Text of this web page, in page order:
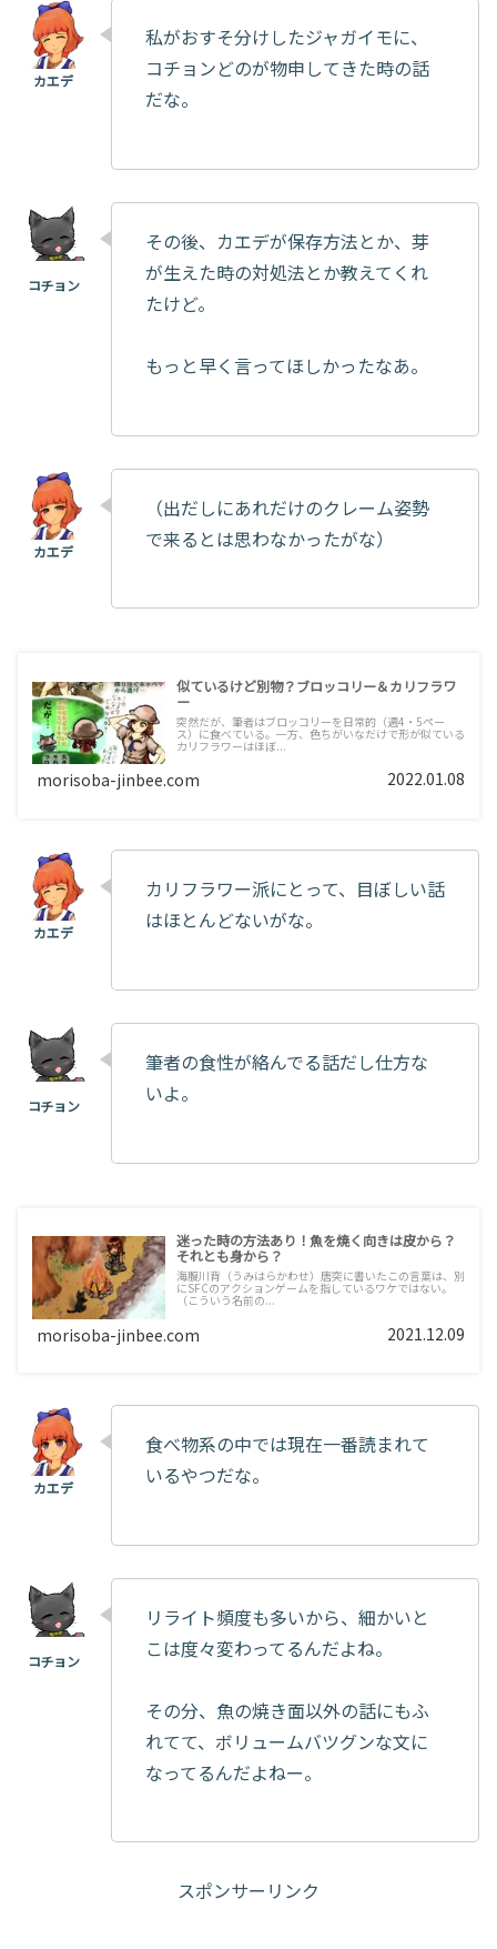
私がおすそ分けしたジャガイモに、
コチョンどのが物申してきた時の話
だな。
その後、カエデが保存方法とか、芽
が生えた時の対処法とか教えてくれ
たけど。
もっと早く言ってほしかったなあ。
（出だしにあれだけのクレーム姿勢
で来るとは思わなかったがな）
似ているけど別物？ブロッコリー＆カリフラワ
ー
突然だが、筆者はブロッコリーを日常的（週4・5ペー
ス）に食べている。一方、色ちがいなだけで形が似ている
カリフラワーはほぼ...
morisoba-jinbee.com 2022.01.08
カリフラワー派にとって、目ぼしい話
はほとんどないがな。
筆者の食性が絡んでる話だし仕方な
いよ。
迷った時の方法あり！魚を焼く向きは皮から？
それとも身から？
海腹川背（うみはらかわせ）唐突に書いたこの言葉は、別
にSFCのアクションゲームを指しているワケではない。
（こういう名前の...
morisoba-jinbee.com 2021.12.09
食べ物系の中では現在一番読まれて
いるやつだな。
リライト頻度も多いから、細かいと
こは度々変わってるんだよね。
その分、魚の焼き面以外の話にもふ
れてて、ボリュームバツグンな文に
なってるんだよねー。
スポンサーリンク